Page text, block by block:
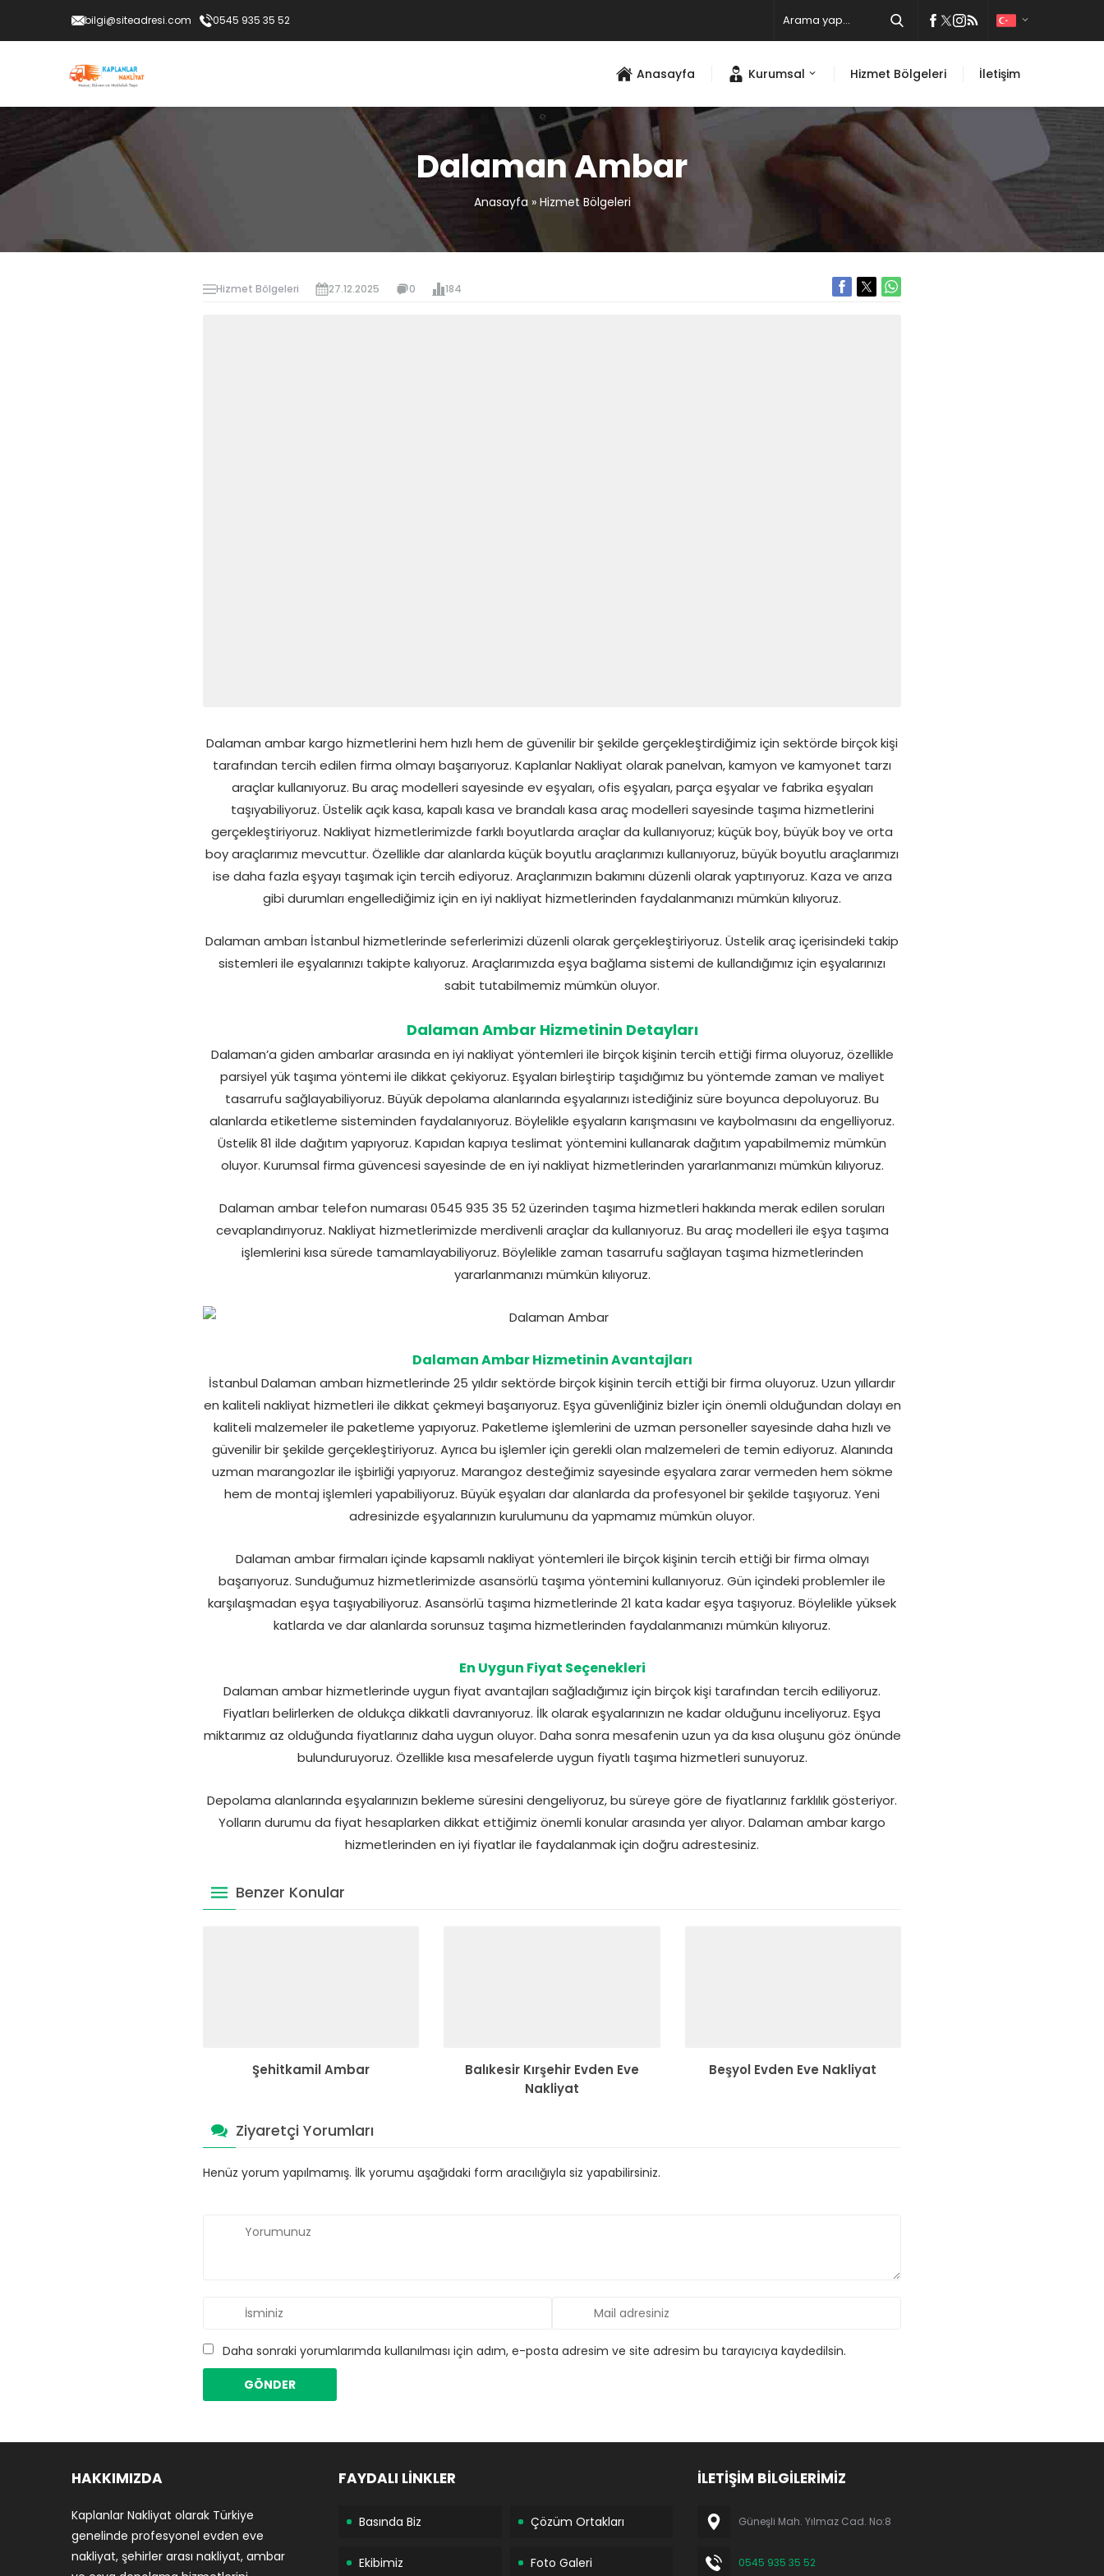
bilgi@siteadresi.com 0545 935 35 52
Anasayfa Kurumsal Hizmet Bölgeleri İletişim
Dalaman Ambar
Anasayfa» Hizmet Bölgeleri
Hizmet Bölgeleri 27.12.2025 0 184
Dalaman ambar kargo hizmetlerini hem hızlı hem de güvenilir bir şekilde gerçekleştirdiğimiz için sektörde birçok kişi
tarafından tercih edilen firma olmayı başarıyoruz. Kaplanlar Nakliyat olarak panelvan, kamyon ve kamyonet tarzı
araçlar kullanıyoruz. Bu araç modelleri sayesinde ev eşyaları, ofis eşyaları, parça eşyalar ve fabrika eşyaları
taşıyabiliyoruz. Üstelik açık kasa, kapalı kasa ve brandalı kasa araç modelleri sayesinde taşıma hizmetlerini
gerçekleştiriyoruz. Nakliyat hizmetlerimizde farklı boyutlarda araçlar da kullanıyoruz; küçük boy, büyük boy ve orta
boy araçlarımız mevcuttur. Özellikle dar alanlarda küçük boyutlu araçlarımızı kullanıyoruz, büyük boyutlu araçlarımızı
ise daha fazla eşyayı taşımak için tercih ediyoruz. Araçlarımızın bakımını düzenli olarak yaptırıyoruz. Kaza ve arıza
gibi durumları engellediğimiz için en iyi nakliyat hizmetlerinden faydalanmanızı mümkün kılıyoruz.
Dalaman ambarı İstanbul hizmetlerinde seferlerimizi düzenli olarak gerçekleştiriyoruz. Üstelik araç içerisindeki takip
sistemleri ile eşyalarınızı takipte kalıyoruz. Araçlarımızda eşya bağlama sistemi de kullandığımız için eşyalarınızı
sabit tutabilmemiz mümkün oluyor.
Dalaman Ambar Hizmetinin Detayları
Dalaman’a giden ambarlar arasında en iyi nakliyat yöntemleri ile birçok kişinin tercih ettiği firma oluyoruz, özellikle
parsiyel yük taşıma yöntemi ile dikkat çekiyoruz. Eşyaları birleştirip taşıdığımız bu yöntemde zaman ve maliyet
tasarrufu sağlayabiliyoruz. Büyük depolama alanlarında eşyalarınızı istediğiniz süre boyunca depoluyoruz. Bu
alanlarda etiketleme sisteminden faydalanıyoruz. Böylelikle eşyaların karışmasını ve kaybolmasını da engelliyoruz.
Üstelik 81 ilde dağıtım yapıyoruz. Kapıdan kapıya teslimat yöntemini kullanarak dağıtım yapabilmemiz mümkün
oluyor. Kurumsal firma güvencesi sayesinde de en iyi nakliyat hizmetlerinden yararlanmanızı mümkün kılıyoruz.
Dalaman ambar telefon numarası 0545 935 35 52 üzerinden taşıma hizmetleri hakkında merak edilen soruları
cevaplandırıyoruz. Nakliyat hizmetlerimizde merdivenli araçlar da kullanıyoruz. Bu araç modelleri ile eşya taşıma
işlemlerini kısa sürede tamamlayabiliyoruz. Böylelikle zaman tasarrufu sağlayan taşıma hizmetlerinden
yararlanmanızı mümkün kılıyoruz.
Dalaman Ambar Hizmetinin Avantajları
İstanbul Dalaman ambarı hizmetlerinde 25 yıldır sektörde birçok kişinin tercih ettiği bir firma oluyoruz. Uzun yıllardır
en kaliteli nakliyat hizmetleri ile dikkat çekmeyi başarıyoruz. Eşya güvenliğiniz bizler için önemli olduğundan dolayı en
kaliteli malzemeler ile paketleme yapıyoruz. Paketleme işlemlerini de uzman personeller sayesinde daha hızlı ve
güvenilir bir şekilde gerçekleştiriyoruz. Ayrıca bu işlemler için gerekli olan malzemeleri de temin ediyoruz. Alanında
uzman marangozlar ile işbirliği yapıyoruz. Marangoz desteğimiz sayesinde eşyalara zarar vermeden hem sökme
hem de montaj işlemleri yapabiliyoruz. Büyük eşyaları dar alanlarda da profesyonel bir şekilde taşıyoruz. Yeni
adresinizde eşyalarınızın kurulumunu da yapmamız mümkün oluyor.
Dalaman ambar firmaları içinde kapsamlı nakliyat yöntemleri ile birçok kişinin tercih ettiği bir firma olmayı
başarıyoruz. Sunduğumuz hizmetlerimizde asansörlü taşıma yöntemini kullanıyoruz. Gün içindeki problemler ile
karşılaşmadan eşya taşıyabiliyoruz. Asansörlü taşıma hizmetlerinde 21 kata kadar eşya taşıyoruz. Böylelikle yüksek
katlarda ve dar alanlarda sorunsuz taşıma hizmetlerinden faydalanmanızı mümkün kılıyoruz.
En Uygun Fiyat Seçenekleri
Dalaman ambar hizmetlerinde uygun fiyat avantajları sağladığımız için birçok kişi tarafından tercih ediliyoruz.
Fiyatları belirlerken de oldukça dikkatli davranıyoruz. İlk olarak eşyalarınızın ne kadar olduğunu inceliyoruz. Eşya
miktarımız az olduğunda fiyatlarınız daha uygun oluyor. Daha sonra mesafenin uzun ya da kısa oluşunu göz önünde
bulunduruyoruz. Özellikle kısa mesafelerde uygun fiyatlı taşıma hizmetleri sunuyoruz.
Depolama alanlarında eşyalarınızın bekleme süresini dengeliyoruz, bu süreye göre de fiyatlarınız farklılık gösteriyor.
Yolların durumu da fiyat hesaplarken dikkat ettiğimiz önemli konular arasında yer alıyor. Dalaman ambar kargo
hizmetlerinden en iyi fiyatlar ile faydalanmak için doğru adrestesiniz.
Benzer Konular
Şehitkamil Ambar
Balıkesir Kırşehir Evden Eve
Nakliyat
Beşyol Evden Eve Nakliyat
Ziyaretçi Yorumları
Henüz yorum yapılmamış. İlk yorumu aşağıdaki form aracılığıyla siz yapabilirsiniz.
Daha sonraki yorumlarımda kullanılması için adım, e-posta adresim ve site adresim bu tarayıcıya kaydedilsin.
HAKKIMIZDA
Kaplanlar Nakliyat olarak Türkiye
genelinde profesyonel evden eve
nakliyat, şehirler arası nakliyat, ambar
FAYDALI LİNKLER
Basında Biz Çözüm Ortakları
Ekibimiz Foto Galeri
İLETİŞİM BİLGİLERİMİZ
Güneşli Mah. Yılmaz Cad. No:8
0545 935 35 52